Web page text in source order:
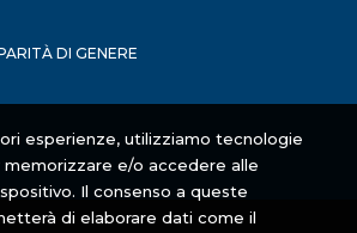
DI GENERE
esperienze, utilizziamo tecnologie
e/o accedere alle
Il consenso a queste
di elaborare dati come il